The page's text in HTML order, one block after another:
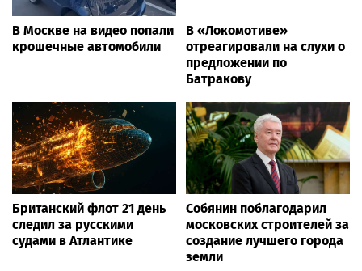
В Москве на видео попали
крошечные автомобили
В «Локомотиве»
отреагировали на слухи о
предложении по
Батракову
Британский флот 21 день
следил за русскими
судами в Атлантике
Собянин поблагодарил
московских строителей за
создание лучшего города
земли